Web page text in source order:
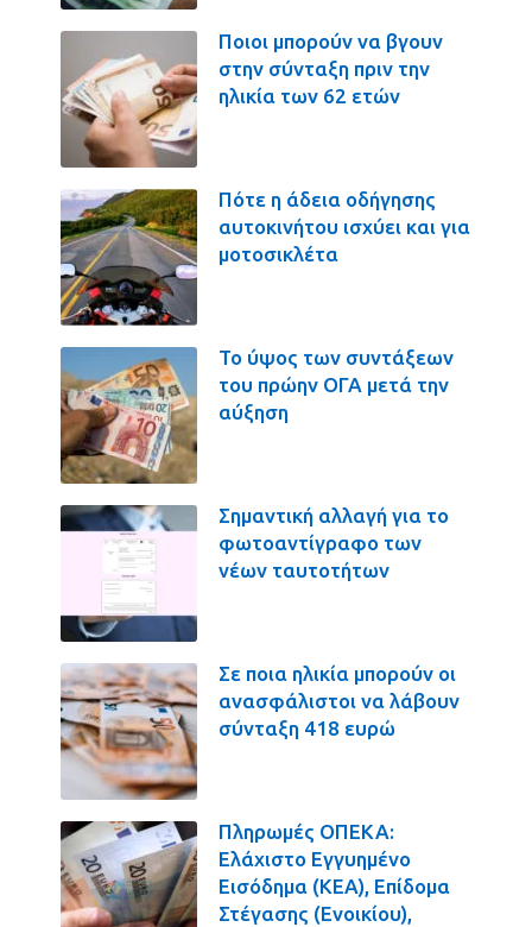
Ποιοι μπορούν να βγουν
στην σύνταξη πριν την
ηλικία των 62 ετών
Πότε η άδεια οδήγησης
αυτοκινήτου ισχύει και για
μοτοσικλέτα
Το ύψος των συντάξεων
του πρώην ΟΓΑ μετά την
αύξηση
Σημαντική αλλαγή για το
φωτοαντίγραφο των
νέων ταυτοτήτων
Σε ποια ηλικία μπορούν οι
ανασφάλιστοι να λάβουν
σύνταξη 418 ευρώ
Πληρωμές ΟΠΕΚΑ:
Ελάχιστο Εγγυημένο
Εισόδημα (ΚΕΑ), Επίδομα
Στέγασης (Ενοικίου),